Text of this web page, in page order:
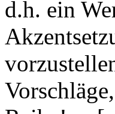
d.h. ein